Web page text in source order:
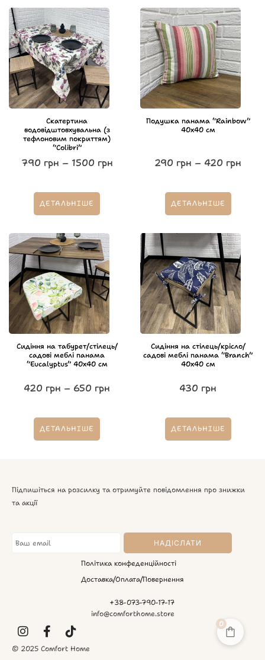
Скатертина
водовідштовхувальна (з
тефлоновим покриттям)
“Colibri”
790 грн – 1500 грн
ДЕТАЛЬНІШЕ
Подушка панама “Rainbow”
40х40 см
290 грн – 420 грн
ДЕТАЛЬНІШЕ
Сидіння на табурет/стілець/
садові меблі панама
“Eucalyptus” 40х40 см
420 грн – 650 грн
ДЕТАЛЬНІШЕ
Сидіння на стілець/крісло/
садові меблі панама “Branch”
40х40 см
430 грн
ДЕТАЛЬНІШЕ
Підпишіться на розсилку та отримуйте повідомлення про знижки
та акції
Політика конфеденційності
Доставка/Оплата/Повернення
+38-073-790-17-17
info@comforthome.store
© 2025 Comfort Home
0